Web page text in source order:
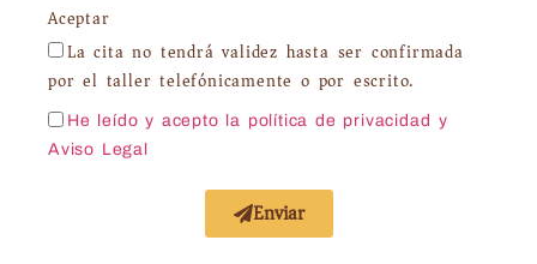
Aceptar
La cita no tendrá validez hasta ser confirmada
por el taller telefónicamente o por escrito.
He leído y acepto la política de privacidad
y
Aviso Legal
Enviar